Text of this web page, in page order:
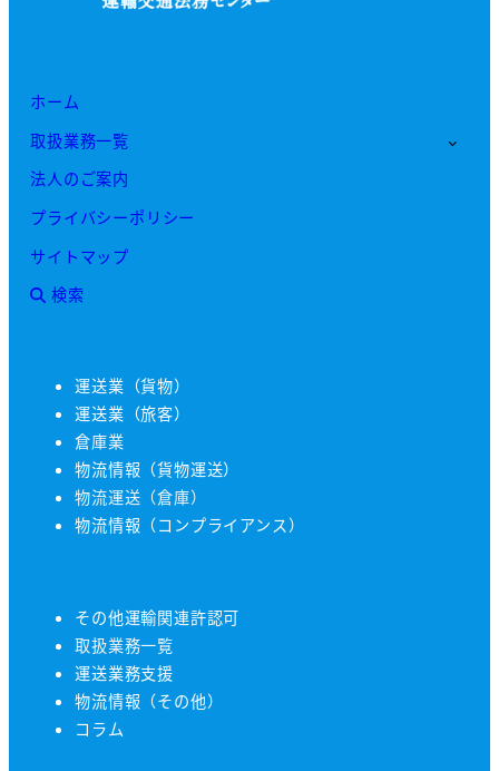
ホーム
取扱業務一覧
法人のご案内
プライバシーポリシー
サイトマップ
検索
運送業（貨物）
運送業（旅客）
倉庫業
物流情報（貨物運送）
物流運送（倉庫）
物流情報（コンプライアンス）
その他運輸関連許認可
取扱業務一覧
運送業務支援
物流情報（その他）
コラム